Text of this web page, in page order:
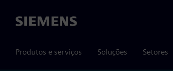
Siemens
Produtos e serviços Soluções Setores